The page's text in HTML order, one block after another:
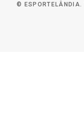
© ESPORTELÂNDIA.